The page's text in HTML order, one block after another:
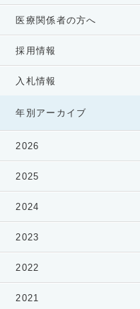
医療関係者の方へ
採用情報
入札情報
年別アーカイブ
2026
2025
2024
2023
2022
2021